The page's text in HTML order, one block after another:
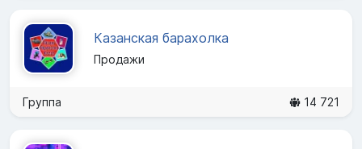
Казанская барахолка
Продажи
Группа 14 721